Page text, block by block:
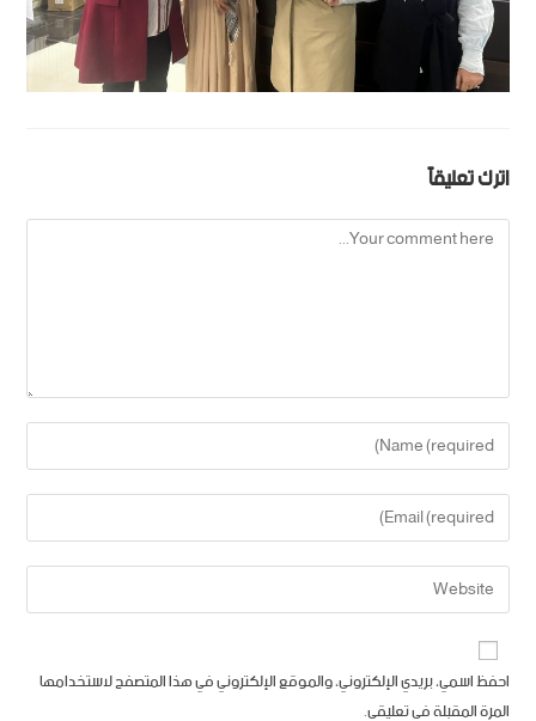
اترك تعليقاً
احفظ اسمي، بريدي الإلكتروني، والموقع الإلكتروني في هذا المتصفح لاستخدامها
المرة المقبلة في تعليقي.